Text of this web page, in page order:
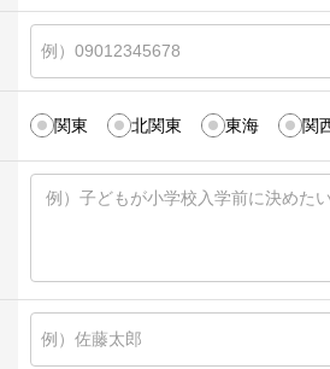
関東 北関東 東海 関